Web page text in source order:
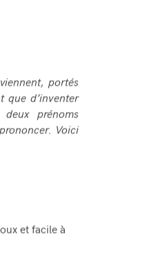
portés
que d’inventer
prénoms
Voici
et facile à